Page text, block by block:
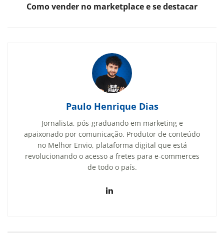
Como vender no marketplace e se destacar
Paulo Henrique Dias
Jornalista, pós-graduando em marketing e
apaixonado por comunicação. Produtor de conteúdo
no Melhor Envio, plataforma digital que está
revolucionando o acesso a fretes para e-commerces
de todo o país.